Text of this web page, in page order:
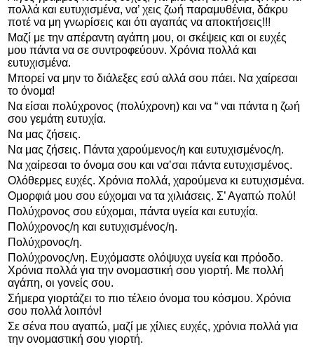
πολλά και ευτυχισμένα, να’ χεις ζωή παραμυθένια, δάκρυ
ποτέ να μη γνωρίσεις και ότι αγαπάς να αποκτήσεις!!!
Μαζί με την απέραντη αγάπη μου, οι σκέψεις και οι ευχές
μου πάντα να σε συντροφεύουν. Χρόνια πολλά και
ευτυχισμένα.
Μπορεί να μην το διάλεξες εσύ αλλά σου πάει. Να χαίρεσαι
το όνομα!
Να είσαι πολύχρονος (πολύχρονη) και να “ ναι πάντα η ζωή
σου γεμάτη ευτυχία.
Να μας ζήσεις.
Να μας ζήσεις. Πάντα χαρούμενος/η και ευτυχισμένος/η.
Να χαίρεσαι το όνομα σου και να’σαι πάντα ευτυχισμένος.
Ολόθερμες ευχές. Χρόνια πολλά, χαρούμενα κι ευτυχισμένα.
Ομορφιά μου σου εύχομαι να τα χιλιάσεις. Σ’ Αγαπώ πολύ!
Πολύχρονος σου εύχομαι, πάντα υγεία και ευτυχία.
Πολύχρονος/η και ευτυχισμένος/η.
Πολύχρονος/η.
Πολύχρονος/νη. Ευχόμαστε ολόψυχα υγεία και πρόοδο.
Χρόνια πολλά για την ονομαστική σου γιορτή. Με πολλή
αγάπη, οι γονείς σου.
Σήμερα γιορτάζει το πιο τέλειο όνομα του κόσμου. Χρόνια
σου πολλά λοιπόν!
Σε σένα που αγαπώ, μαζί με χίλιες ευχές, χρόνια πολλά για
την ονομαστική σου γιορτή.